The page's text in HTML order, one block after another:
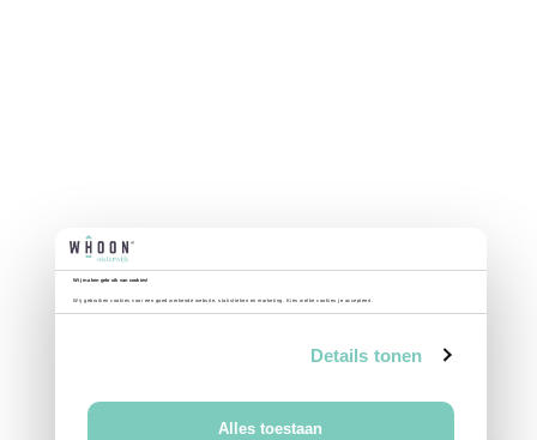
Wij maken gebruik van cookies!
Wij gebruiken cookies voor een goed werkende website, statistieken en marketing. Kies welke cookies je accepteert.
Details tonen
Alles toestaan